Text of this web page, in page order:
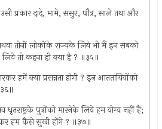
प्रकार दादे, मामे, ससुर, पौत्र, साले तथा और
तीनों लोकोंके राज्यके लिये भी मैं इन सबको
लिये तो कहना ही क्या है ? ॥३५॥
हमें क्या प्रसन्नता होगी ? इन आततायियोंको
पुत्रोंको मारनेके लिये हम योग्य नहीं हैं;
हम कैसे सुखी होंगे ? ॥३७॥